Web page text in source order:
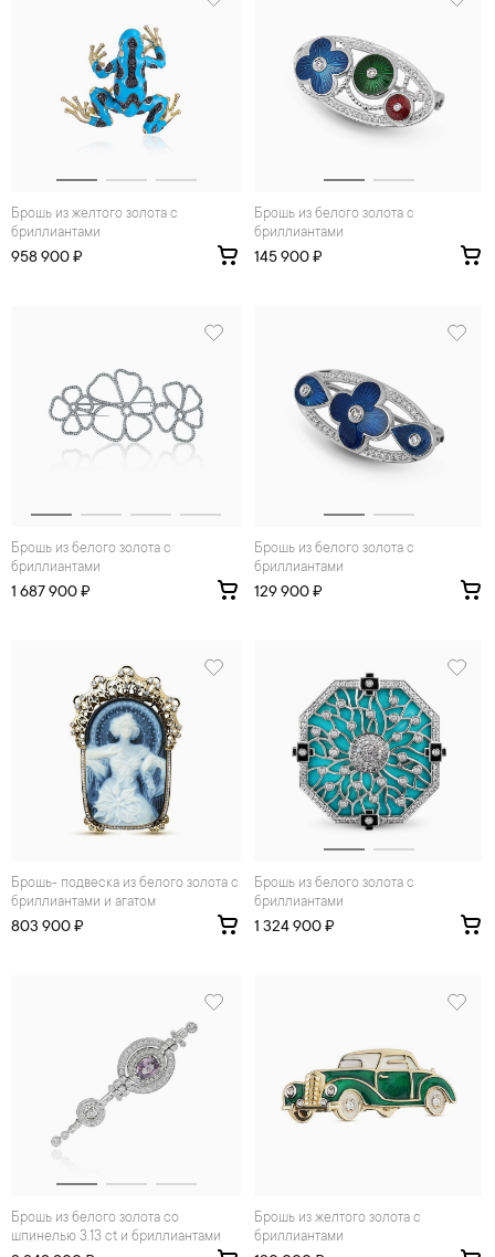
Брошь из желтого золота с
бриллиантами
958 900 ₽
Брошь из белого золота с
бриллиантами
145 900 ₽
Брошь из белого золота с
бриллиантами
1 687 900 ₽
Брошь из белого золота с
бриллиантами
129 900 ₽
брошь- подвеска из белого золота с
бриллиантами и агатом
803 900 ₽
Брошь из белого золота с
бриллиантами
1 324 900 ₽
Брошь из белого золота со
шпинелью 3.13 ct и бриллиантами
Брошь из желтого золота с
бриллиантами